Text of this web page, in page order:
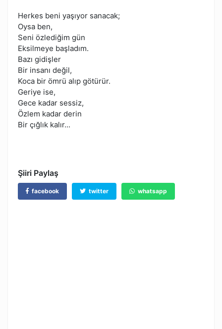
Herkes beni yaşıyor sanacak;
Oysa ben,
Seni özlediğim gün
Eksilmeye başladım.
Bazı gidişler
Bir insanı değil,
Koca bir ömrü alıp götürür.
Geriye ise,
Gece kadar sessiz,
Özlem kadar derin
Bir çığlık kalır...
Şiiri Paylaş
facebook twitter whatsapp